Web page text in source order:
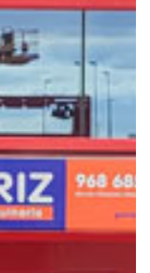
cesta de gran dimensión, cuya
con estabilizadores para
de gran altura y superficies
10m a 28m